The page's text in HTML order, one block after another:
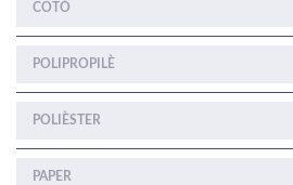
COTÓ
POLIPROPILÈ
POLIÈSTER
PAPER